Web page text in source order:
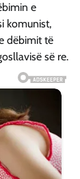
e
komunist,
dëbimit të
së re.